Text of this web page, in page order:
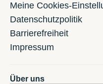
Meine Cookies-
Datenschutzpolitik
Barrierefreiheit
Impressum
Über uns